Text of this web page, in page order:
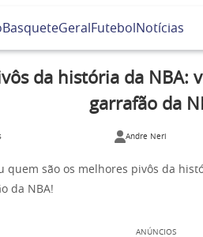
BasqueteGeral Futebol Notícias
da história da NBA:
garrafão da
Andre Neri
quem são os melhores pivôs da
da NBA!
ANÚNCIOS